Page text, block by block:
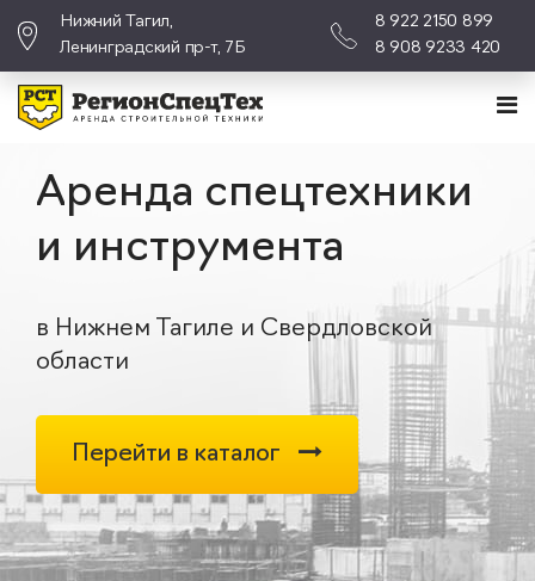
Нижний Тагил,
Ленинградский пр-т, 7Б
8 922 2150 899
8 908 9233 420
Аренда спецтехники
и инструмента
в Нижнем Тагиле и Свердловской
области
Перейти в каталог